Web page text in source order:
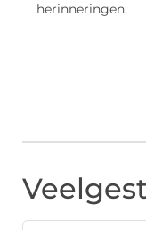
herinneringen.